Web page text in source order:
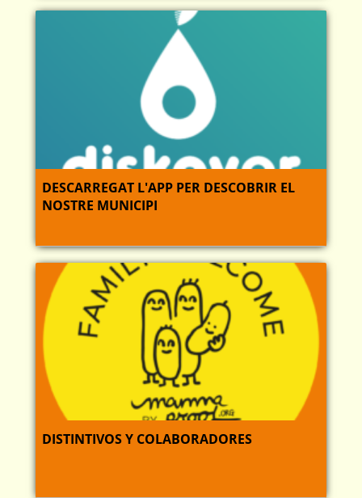
DESCARREGAT L'APP PER DESCOBRIR EL
NOSTRE MUNICIPI
DISTINTIVOS Y COLABORADORES